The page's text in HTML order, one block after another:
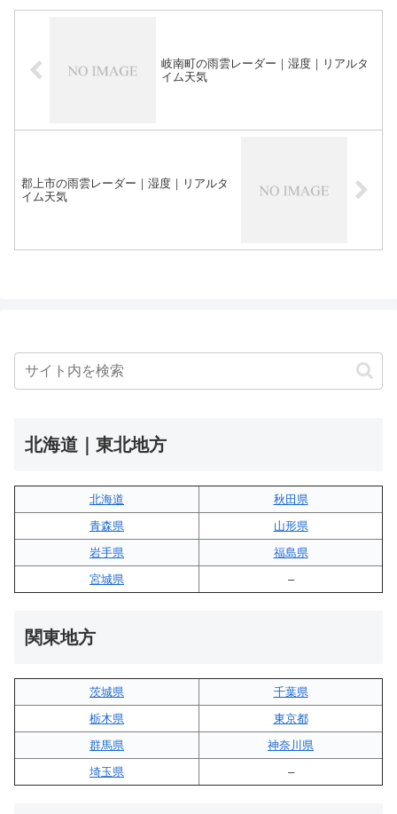
岐南町の雨雲レーダー｜湿度｜リアルタ
イム天気
郡上市の雨雲レーダー｜湿度｜リアルタ
イム天気
北海道｜東北地方
北海道
秋田県
青森県
山形県
岩手県
福島県
宮城県
–
関東地方
茨城県
千葉県
栃木県
東京都
群馬県
神奈川県
埼玉県
–